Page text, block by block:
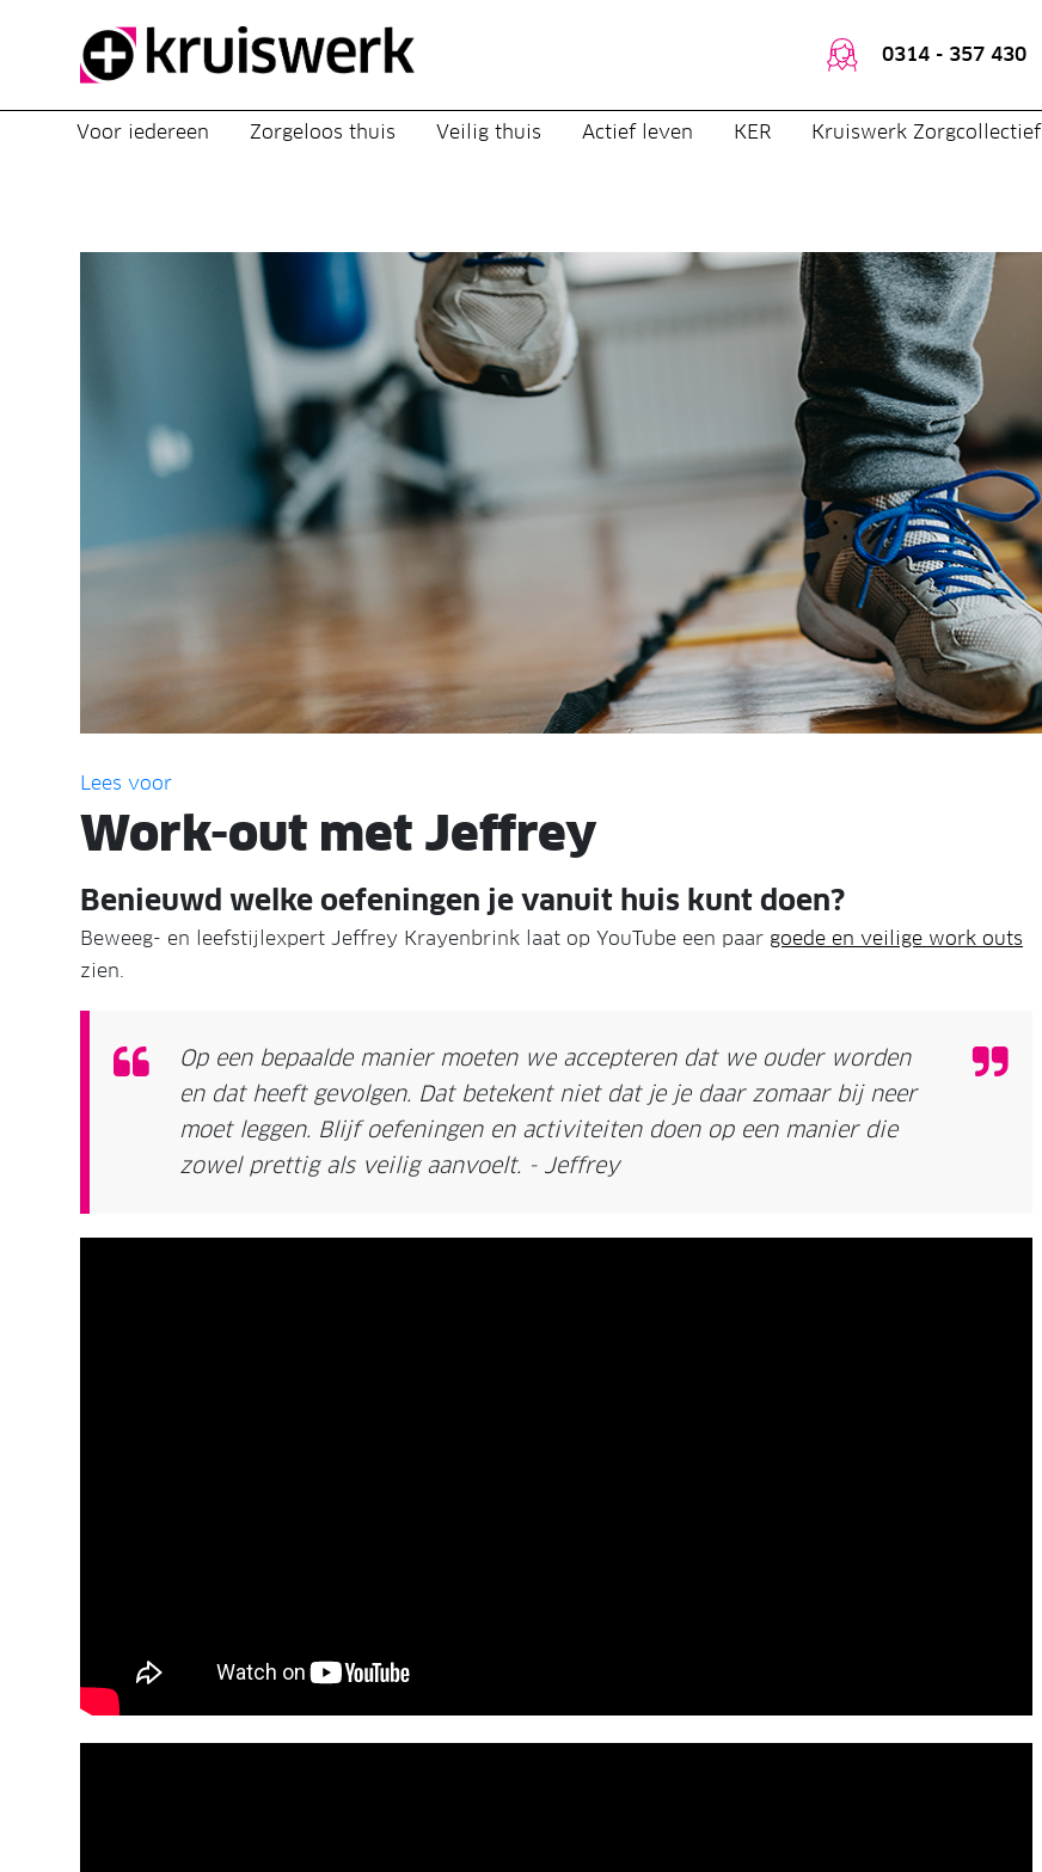
Direct door naar content 0314 - 357 430
Voor iedereen Zorgeloos thuis Veilig thuis Actief leven KER Kruiswerk Zorgcollectief
Lees voor
Work-out met Jeffrey
Benieuwd welke oefeningen je vanuit huis kunt doen?
Beweeg- en leefstijlexpert Jeffrey Krayenbrink laat op YouTube een paar goede en veilige work outs
zien.
Op een bepaalde manier moeten we accepteren dat we ouder worden
en dat heeft gevolgen. Dat betekent niet dat je je daar zomaar bij neer
moet leggen. Blijf oefeningen en activiteiten doen op een manier die
zowel prettig als veilig aanvoelt. - Jeffrey